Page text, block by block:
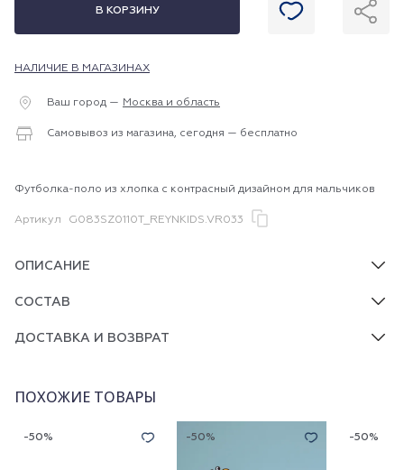
В КОРЗИНУ
НАЛИЧИЕ В МАГАЗИНАХ
Ваш город — Москва и область
Самовывоз из магазина, сегодня — бесплатно
Футболка-поло из хлопка с контрасный дизайном для мальчиков
Артикул G083SZ0110T_REYNKIDS.VR033
ОПИСАНИЕ
СОСТАВ
ДОСТАВКА И ВОЗВРАТ
ПОХОЖИЕ ТОВАРЫ
-50% -50% -50%